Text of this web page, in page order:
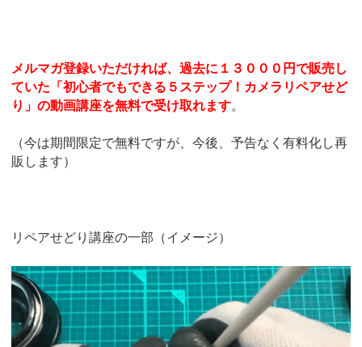
メルマガ登録いただければ、過去に１３０００円で販売し
ていた「初心者でもできる５ステップ！カメラリペアせど
り」の動画講座を無料で受け取れます。
（今は期間限定で無料ですが、今後、予告なく有料化し再
販します）
リペアせどり講座の一部（イメージ）